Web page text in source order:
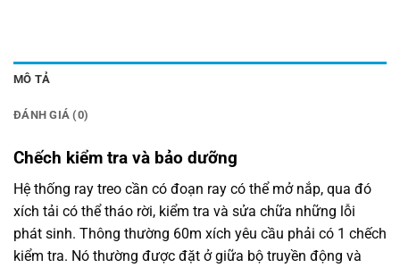
MÔ TẢ
ĐÁNH GIÁ (0)
Chếch kiểm tra và bảo dưỡng
Hệ thống ray treo cần có đoạn ray có thể mở nắp, qua đó
xích tải có thể tháo rời, kiểm tra và sửa chữa những lỗi
phát sinh. Thông thường 60m xích yêu cầu phải có 1 chếch
kiểm tra. Nó thường được đặt ở giữa bộ truyền động và